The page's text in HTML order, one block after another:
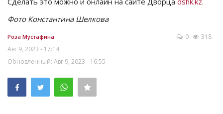
Фото Константина Шелкова
Роза Мустафина
Авг 9, 2023 - 17:14
Обновленный: Авг 9, 2023 - 16:55
0 318